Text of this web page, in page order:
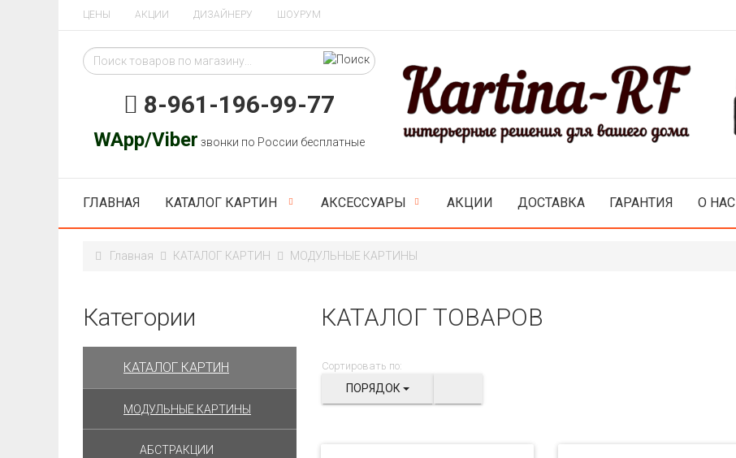
ЦЕНЫ АКЦИИ ДИЗАЙНЕРУ ШОУРУМ
8-961-196-99-77
WApp/Viber звонки по России бесплатные
ГЛАВНАЯ КАТАЛОГ КАРТИН АКСЕССУАРЫ АКЦИИ ДОСТАВКА ГАРАНТИЯ О НАС
Главная КАТАЛОГ КАРТИН МОДУЛЬНЫЕ КАРТИНЫ
КАТАЛОГ ТОВАРОВ
Сортировать по:
ПОРЯДОК
Категории
КАТАЛОГ КАРТИН
МОДУЛЬНЫЕ КАРТИНЫ
АБСТРАКЦИИ